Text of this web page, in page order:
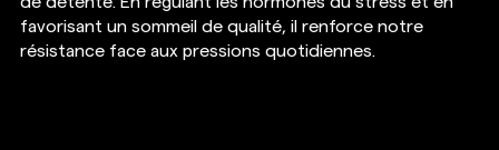
favorisant un sommeil de qualité, il renforce notre
résistance face aux pressions quotidiennes.